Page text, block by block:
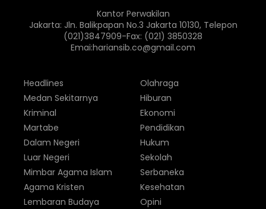
Kantor Perwakilan
Jakarta: Jln. Balikpapan No.3 Jakarta 10130, Telepon
(021)3847909-Fax: (021) 3850328
Emai:hariansib.co@gmail.com
Headlines
Medan Sekitarnya
Kriminal
Martabe
Dalam Negeri
Luar Negeri
Olahraga
Hiburan
Ekonomi
Pendidikan
Hukum
Sekolah
Mimbar Agama Islam
Agama Kristen
Lembaran Budaya
Serbaneka
Kesehatan
Opini